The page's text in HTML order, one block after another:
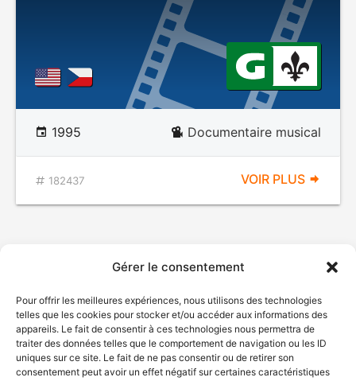
Gérer le consentement
Pour offrir les meilleures expériences, nous utilisons des technologies
telles que les cookies pour stocker et/ou accéder aux informations des
appareils. Le fait de consentir à ces technologies nous permettra de
traiter des données telles que le comportement de navigation ou les ID
uniques sur ce site. Le fait de ne pas consentir ou de retirer son
consentement peut avoir un effet négatif sur certaines caractéristiques
1995 Documentaire musical
182437 VOIR PLUS